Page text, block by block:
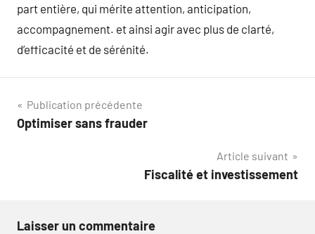
part entière, qui mérite attention, anticipation,
accompagnement. et ainsi agir avec plus de clarté,
d’efficacité et de sérénité.
Navigation
de
Publication précédente
Optimiser sans frauder
Article suivant
Fiscalité et investissement
Laisser un commentaire